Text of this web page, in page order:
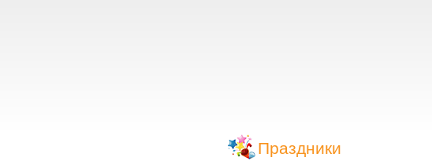
Праздники